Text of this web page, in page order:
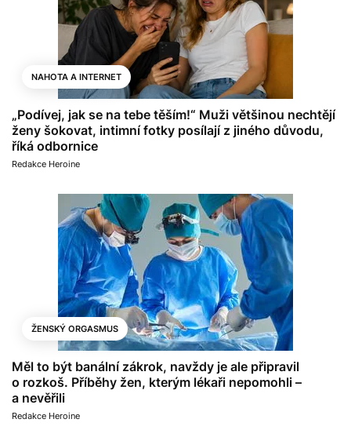
NAHOTA A INTERNET
„Podívej, jak se na tebe těším!“ Muži většinou nechtějí
ženy šokovat, intimní fotky posílají z jiného důvodu,
říká odbornice
Redakce Heroine
ŽENSKÝ ORGASMUS
Měl to být banální zákrok, navždy je ale připravil
o rozkoš. Příběhy žen, kterým lékaři nepomohli –
a nevěřili
Redakce Heroine